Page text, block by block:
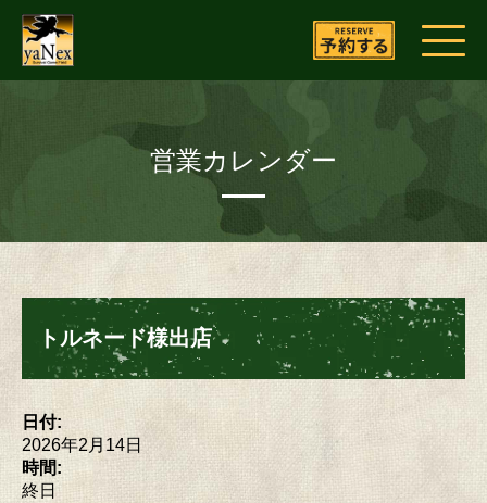
営業カレンダー
トルネード様出店
日付:
2026年2月14日
時間:
終日